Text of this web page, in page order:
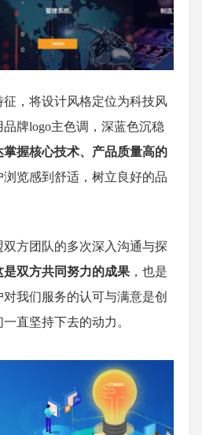
，将设计风格定位为科技风
牌logo主色调，深蓝色沉稳
掌握核心技术、产品质量高的
浏览感到舒适，树立良好的品
方团队的多次深入沟通与探
是双方共同努力的成果 ，也是
我们服务的认可与满意是创
直坚持下去的动力。